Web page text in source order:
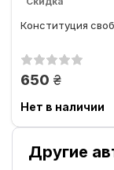
Конституция
650 грн.
Нет в наличии
Другие